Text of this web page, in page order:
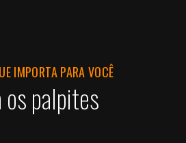
IMPORTA PARA VOCÊ
palpites